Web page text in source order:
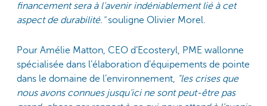
financement sera à l’avenir indéniablement lié à cet
aspect de durabilité."souligne Olivier Morel.
Pour Amélie Matton, CEO d’Ecosteryl, PME wallonne
spécialisée dans l’élaboration d’équipements de pointe
dans le domaine de l’environnement, "les crises que
nous avons connues jusqu’ici ne sont peut-être pas